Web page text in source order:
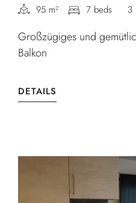
95 m² 7 beds 3
Großzügiges und
Balkon
DETAILS